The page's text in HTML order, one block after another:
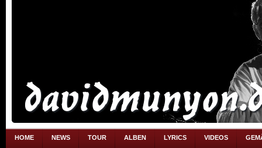
HOME NEWS TOUR ALBEN LYRICS VIDEOS